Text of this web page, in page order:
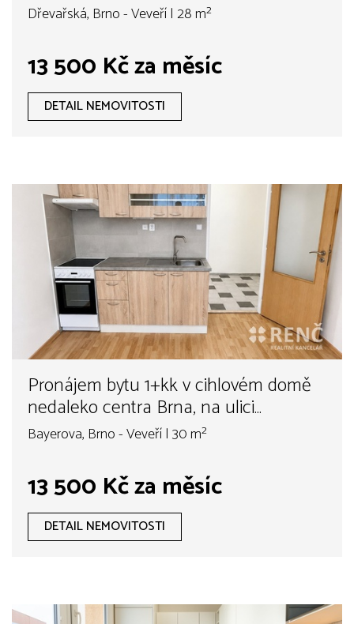
Dřevařská, Brno - Veveří | 28 m²
13 500 Kč za měsíc
DETAIL NEMOVITOSTI
Pronájem bytu 1+kk v cihlovém domě
nedaleko centra Brna, na ulici
Bayerova
Bayerova, Brno - Veveří | 30 m²
13 500 Kč za měsíc
DETAIL NEMOVITOSTI